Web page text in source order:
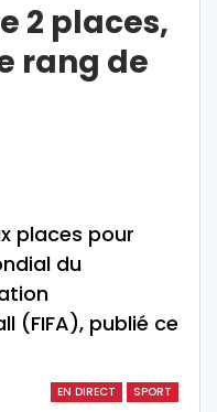
2 places,
rang de
places pour
du
(FIFA), publié ce
EN DIRECT SPORT